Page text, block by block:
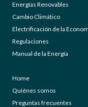
Energías Renovables
Cambio Climático
Electrificación de la
Regulaciones
Manual de la Energía
Home
Quiénes somos
Preguntas frecuentes